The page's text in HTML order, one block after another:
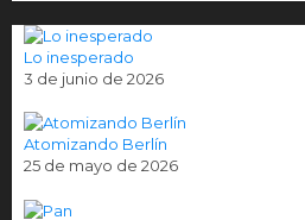
Lo inesperado
3 de junio de 2026
Atomizando Berlín
25 de mayo de 2026